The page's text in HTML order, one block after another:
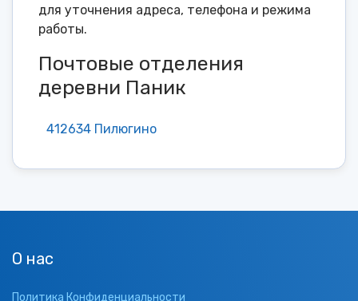
для уточнения адреса, телефона и режима
работы.
Почтовые отделения
деревни Паник
412634 Пилюгино
О нас
Политика Конфиденциальности